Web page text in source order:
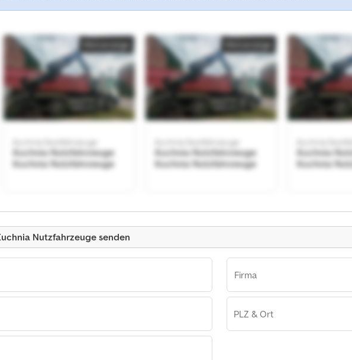
Kuchnia Nutzfahrzeuge
Kuchnia Nutzfahrzeuge
Kuchnia Nutzfahrzeuge
Kleinanzeige
Kuchnia Nutzfahrzeuge
Kuchnia Nutzfahrzeuge
Kuchnia Nutzfahrzeuge
Kleinanzeige
Kuchnia
Kuchnia
Kuchnia Nutzfahrzeuge
Nutzfahrzeuge senden
Firma
PLZ & Ort